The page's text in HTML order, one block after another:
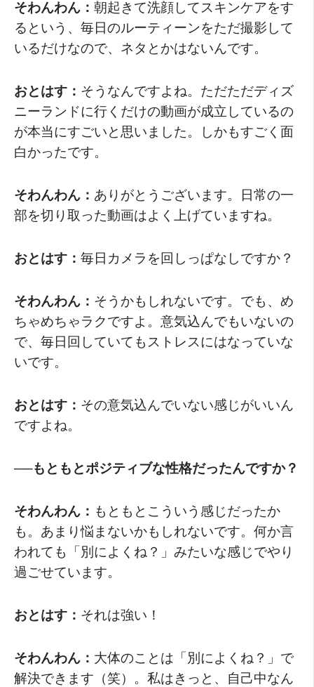
そわんわん： 朝起きて洗顔してスキンケアをす
るという、毎日のルーティーンをただ撮影して
いるだけなので、ネタとかはないんです。
おとはす： そうなんですよね。ただただディズ
ニーランドに行くだけの動画が成立しているの
が本当にすごいと思いました。しかもすごく面
白かったです。
そわんわん： ありがとうございます。日常の一
部を切り取った動画はよく上げていますね。
おとはす： 毎日カメラを回しっぱなしですか？
そわんわん： そうかもしれないです。でも、め
ちゃめちゃラクですよ。意気込んでもいないの
で、毎日回していてもストレスにはなっていな
いです。
おとはす： その意気込んでいない感じがいいん
ですよね。
──もともとポジティブな性格だったんですか？
そわんわん： もともとこういう感じだったか
も。あまり悩まないかもしれないです。何か言
われても「別によくね？」みたいな感じでやり
過ごせています。
おとはす： それは強い！
そわんわん： 大体のことは「別によくね？」で
解決できます（笑）。私はきっと、自己中なん